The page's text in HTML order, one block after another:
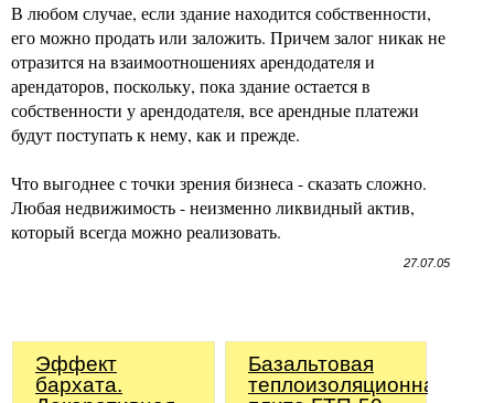
В любом случае, если здание находится собственности,
его можно продать или заложить. Причем залог никак не
отразится на взаимоотношениях арендодателя и
арендаторов, поскольку, пока здание остается в
собственности у арендодателя, все арендные платежи
будут поступать к нему, как и прежде.
Что выгоднее с точки зрения бизнеса - сказать сложно.
Любая недвижимость - неизменно ликвидный актив,
который всегда можно реализовать.
27.07.05
Эффект
бархата.
Базальтовая
теплоизоляционная